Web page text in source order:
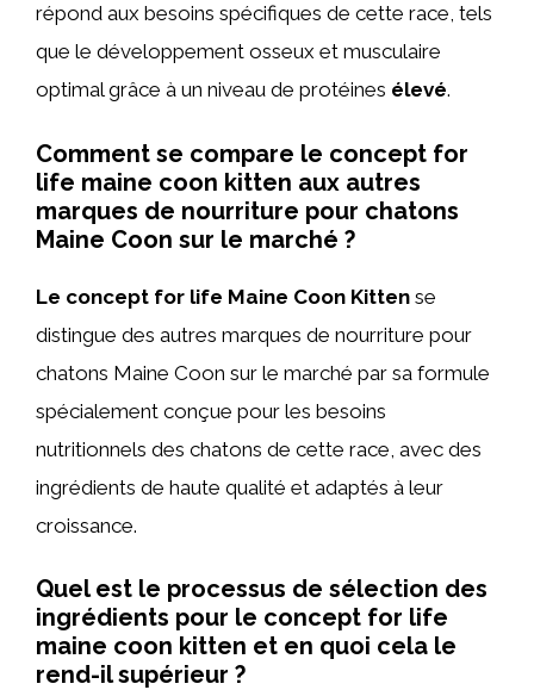
répond aux besoins spécifiques de cette race, tels
que le développement osseux et musculaire
optimal grâce à un niveau de protéines élevé.
Comment se compare le concept for
life maine coon kitten aux autres
marques de nourriture pour chatons
Maine Coon sur le marché ?
Le concept for life Maine Coon Kitten se
distingue des autres marques de nourriture pour
chatons Maine Coon sur le marché par sa formule
spécialement conçue pour les besoins
nutritionnels des chatons de cette race, avec des
ingrédients de haute qualité et adaptés à leur
croissance.
Quel est le processus de sélection des
ingrédients pour le concept for life
maine coon kitten et en quoi cela le
rend-il supérieur ?